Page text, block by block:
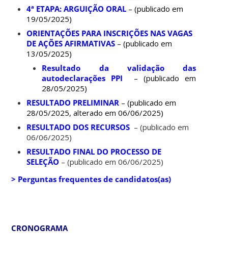
4ª ETAPA: ARGUIÇÃO ORAL – (publicado em
19/05/2025)
ORIENTAÇÕES PARA INSCRIÇÕES NAS VAGAS
DE AÇÕES AFIRMATIVAS – (publicado em
13/05/2025)
Resultado da validação das
autodeclarações PPI
– (publicado em
28/05/2025)
RESULTADO PRELIMINAR – (publicado em
28/05/2025, alterado em 06/06/2025)
RESULTADO DOS RECURSOS – (publicado em
06/06/2025)
RESULTADO FINAL DO PROCESSO DE
SELEÇÃO – (publicado em 06/06/2025)
> Perguntas frequentes de candidatos(as)
CRONOGRAMA